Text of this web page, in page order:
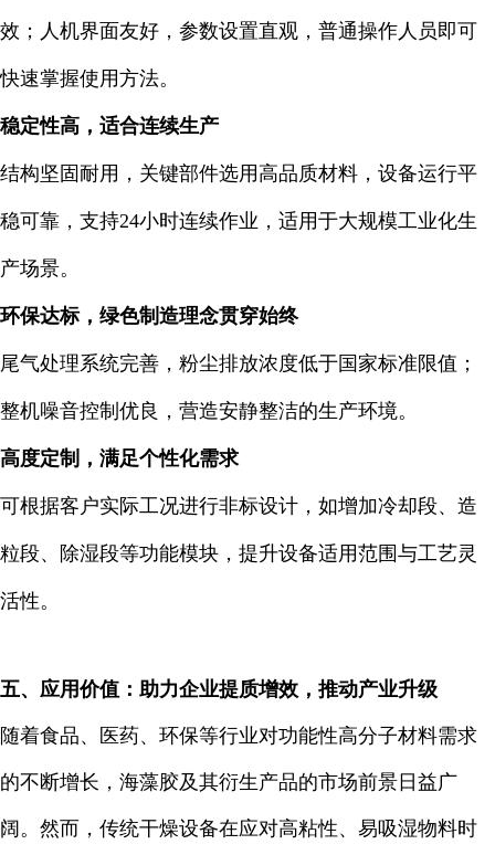
效；人机界面友好，参数设置直观，普通操作人员即可
快速掌握使用方法。
稳定性高，适合连续生产
结构坚固耐用，关键部件选用高品质材料，设备运行平
稳可靠，支持24小时连续作业，适用于大规模工业化生
产场景。
环保达标，绿色制造理念贯穿始终
尾气处理系统完善，粉尘排放浓度低于国家标准限值；
整机噪音控制优良，营造安静整洁的生产环境。
高度定制，满足个性化需求
可根据客户实际工况进行非标设计，如增加冷却段、造
粒段、除湿段等功能模块，提升设备适用范围与工艺灵
活性。
五、应用价值：助力企业提质增效，推动产业升级
随着食品、医药、环保等行业对功能性高分子材料需求
的不断增长，海藻胶及其衍生产品的市场前景日益广
阔。然而，传统干燥设备在应对高粘性、易吸湿物料时